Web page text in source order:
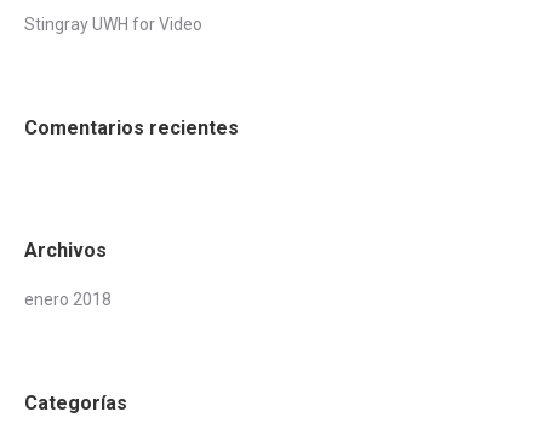
Stingray UWH for Video
Comentarios recientes
Archivos
enero 2018
Categorías